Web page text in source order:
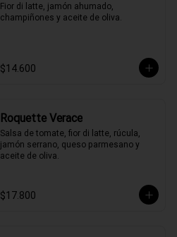
Fior di latte, jamón ahumado,
champiñones y aceite de oliva.
$14.600
Roquette Verace
Salsa de tomate, fior di latte, rúcula,
jamón serrano, queso parmesano y
aceite de oliva.
$17.800